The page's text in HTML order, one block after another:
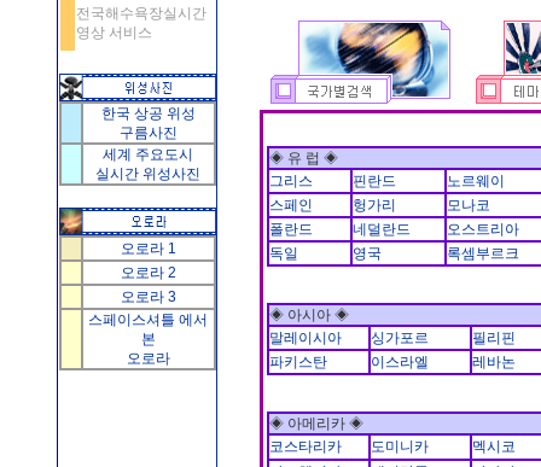
전국해수욕장실시간
영상 서비스
한국 상공 위성
구름사진
세계 주요도시
실시간 위성사진
오로라 1
오로라 2
오로라 3
스페이스셔틀 에서
본
오로라
◈ 유 럽 ◈
그리스
핀란드
노르웨이
스페인
헝가리
모나코
폴란드
네덜란드
오스트리아
독일
영국 록셈부르크
◈ 아시아 ◈
말레이시아
싱가포르
필리핀
파키스탄
이스라엘 레바논
◈ 아메리카 ◈
코스타리카
도미니카
멕시코